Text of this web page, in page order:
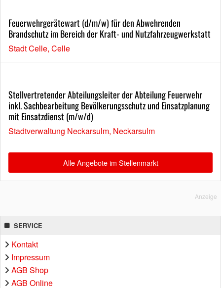
Feuerwehrgerätewart (d/m/w) für den Abwehrenden
Brandschutz im Bereich der Kraft- und Nutzfahrzeugwerkstatt
Stadt Celle, Celle
Stellvertretender Abteilungsleiter der Abteilung Feuerwehr
inkl. Sachbearbeitung Bevölkerungsschutz und Einsatzplanung
mit Einsatzdienst (m/w/d)
Stadtverwaltung Neckarsulm, Neckarsulm
Alle Angebote im Stellenmarkt
Anzeige
SERVICE
Kontakt
Impressum
AGB Shop
AGB Online